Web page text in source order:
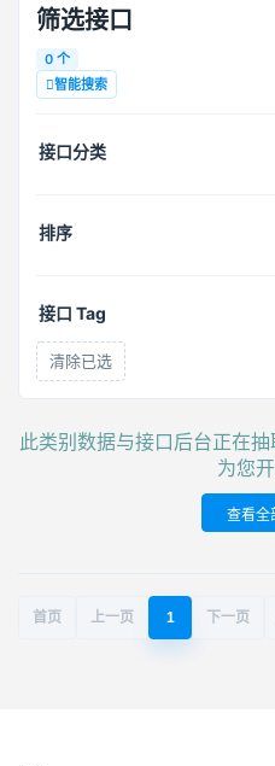
筛选接口
0 个
智能搜索
接口分类
排序
接口 Tag
清除已选
此类别数据与接口后台正在
为您
查看全
首页 上一页 1 下一页